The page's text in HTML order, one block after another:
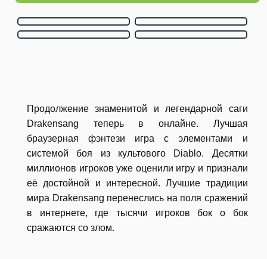
Продолжение знаменитой и легендарной саги
Drakensang теперь в онлайне. Лучшая
браузерная фэнтези игра с элементами и
системой боя из культового Diablo. Десятки
миллионов игроков уже оценили игру и признали
её достойной и интересной. Лучшие традиции
мира Drakensang перенеслись на поля сражений
в интернете, где тысячи игроков бок о бок
сражаются со злом.